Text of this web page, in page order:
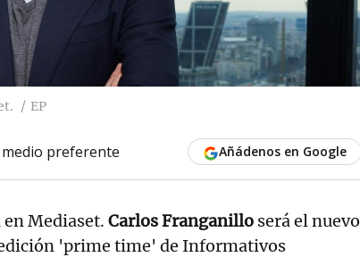
EP
preferente Añádenos en Google
Mediaset. Carlos Franganillo será el nuevo
'prime time' de Informativos